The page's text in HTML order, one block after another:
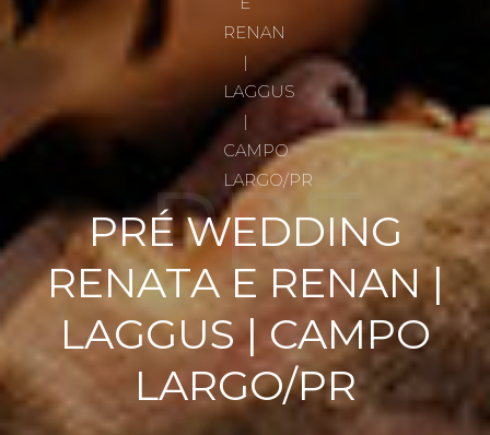
PRÉ WEDDING
RENATA E RENAN |
LAGGUS | CAMPO
LARGO/PR
PRÉ
WEDDI